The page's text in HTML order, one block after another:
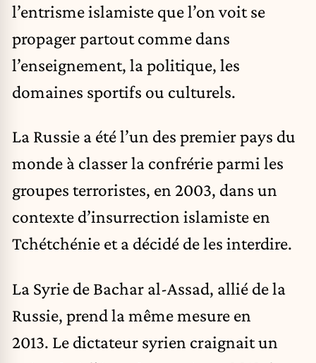
l’entrisme islamiste que l’on voit se
propager partout comme dans
l’enseignement, la politique, les
domaines sportifs ou culturels.
La Russie a été l’un des premier pays du
monde à classer la confrérie parmi les
groupes terroristes, en 2003, dans un
contexte d’insurrection islamiste en
Tchétchénie et a décidé de les interdire.
La Syrie de Bachar al-Assad, allié de la
Russie, prend la même mesure en
2013. Le dictateur syrien craignait un